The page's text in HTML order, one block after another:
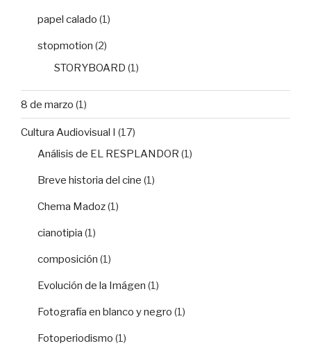
papel calado (1)
stopmotion (2)
STORYBOARD (1)
8 de marzo (1)
Cultura Audiovisual I (17)
Análisis de EL RESPLANDOR (1)
Breve historia del cine (1)
Chema Madoz(1)
cianotipia (1)
composición (1)
Evolución de la Imágen (1)
Fotografía en blanco y negro (1)
Fotoperiodismo (1)